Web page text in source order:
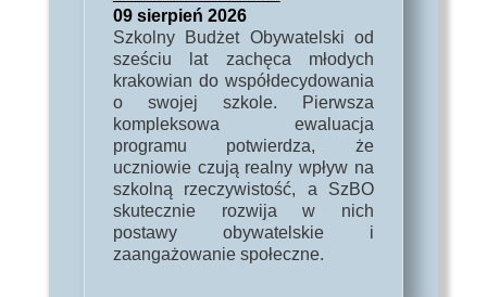
09 sierpień 2026
Szkolny Budżet Obywatelski od
sześciu lat zachęca młodych
krakowian do współdecydowania
o swojej szkole. Pierwsza
kompleksowa ewaluacja
programu potwierdza, że
uczniowie czują realny wpływ na
szkolną rzeczywistość, a SzBO
skutecznie rozwija w nich
postawy obywatelskie i
zaangażowanie społeczne.